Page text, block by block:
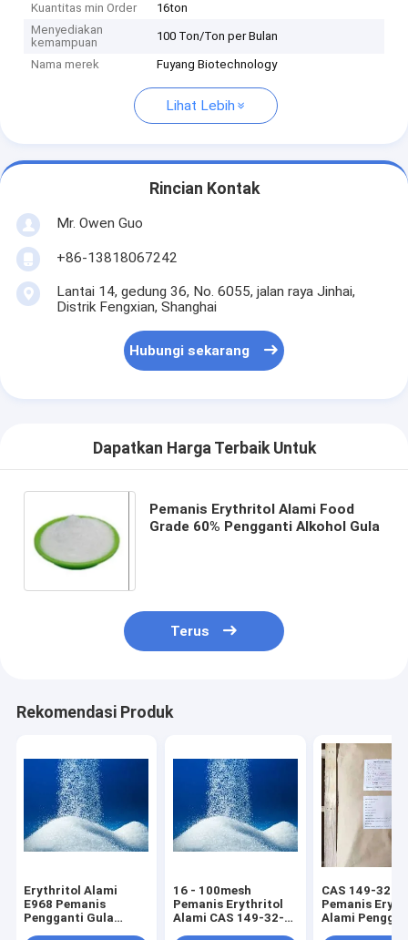
Kuantitas min Order
16ton
Menyediakan
kemampuan
100 Ton/Ton per Bulan
Nama merek Fuyang Biotechnology
Lihat Lebih
Rincian Kontak
Mr. Owen Guo
+86-13818067242
Lantai 14, gedung 36, No. 6055, jalan raya Jinhai,
Distrik Fengxian, Shanghai
Hubungi sekarang
Dapatkan Harga Terbaik Untuk
Pemanis Erythritol Alami Food
Grade 60% Pengganti Alkohol Gula
Terus
Rekomendasi Produk
Erythritol Alami
E968 Pemanis
Pengganti Gula
16 - 100mesh
Pemanis Erythritol
Alami CAS 149-32-6
CAS 149-32-6
Pemanis
Alami